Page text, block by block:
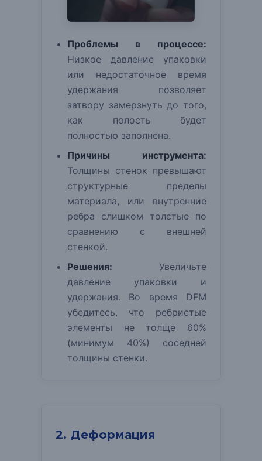
Проблемы в процессе:
Низкое давление упаковки
или недостаточное время
удержания позволяет
затвору замерзнуть до того,
как полость будет
полностью заполнена.
Причины инструмента:
Толщины стенок превышают
структурные пределы
материала, или внутренние
ребра слишком толстые по
сравнению с внешней
стенкой.
Решения: Увеличьте
давление упаковки и
удержания. Во время DFM
убедитесь, что ребристые
элементы не толще 60%
(минимум 40%) соседней
толщины стенки.
2. Деформация